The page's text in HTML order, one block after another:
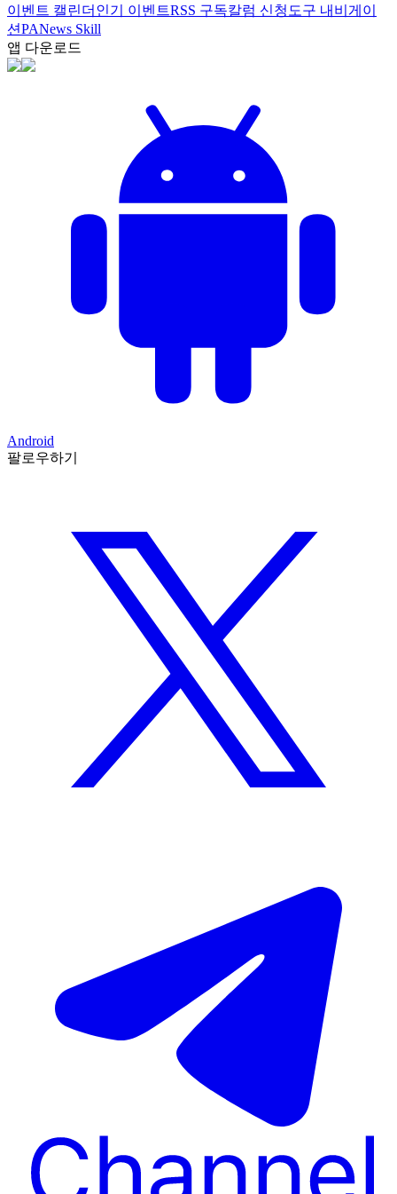
이벤트 캘린더 인기 이벤트RSS 구독칼럼 신청 도구 내비게이
션PANews Skill
앱 다운로드
Android
팔로우하기